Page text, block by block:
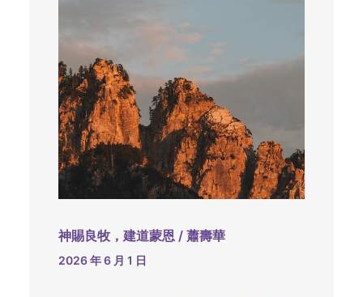
神賜良牧，建道蒙恩 / 蕭壽華
2026 年 6 月 1 日